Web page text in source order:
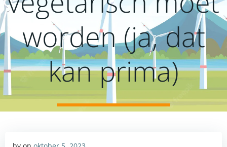
worden (ja, dat
kan prima)